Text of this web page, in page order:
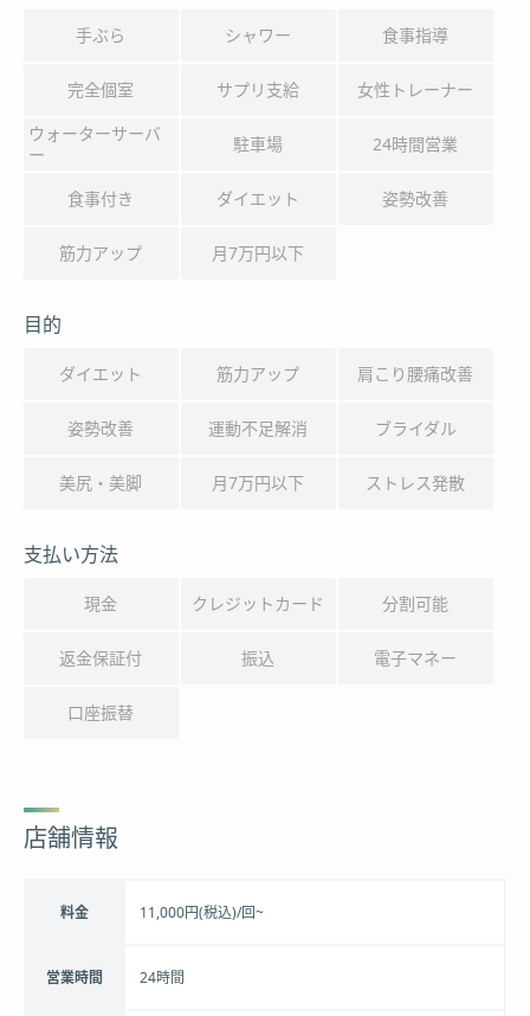
手ぶら シャワー 食事指導
完全個室 サプリ支給
女性トレーナー
ウォーターサーバ
ー
駐車場 24時間営業
食事付き ダイエット 姿勢改善
筋力アップ 月7万円以下
目的
ダイエット 筋力アップ 肩こり腰痛改善
姿勢改善 運動不足解消 ブライダル
美尻・美脚 月7万円以下 ストレス発散
支払い方法
現金 クレジットカード 分割可能
返金保証付 振込 電子マネー
口座振替
店舗情報
料金 11,000円(税込)/回~
営業時間 24時間